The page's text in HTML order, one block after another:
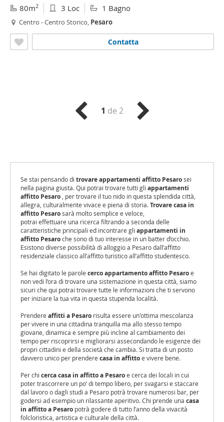
80m2 3 Loc 1 Bagno
Centro - Centro Storico, Pesaro
Contatta
1 de 2
Se stai pensando di trovare appartamenti affitto Pesarosei
nella pagina giusta. Qui potrai trovare tutti gli appartamenti
affitto Pesaro , per trovare il tuo nido in questa splendida città,
allegra, culturalmente vivace e piena di storia.Trovare casa in
affitto Pesarosarà molto semplice e veloce,
potrai effettuare una ricerca filtrando a seconda delle
caratteristiche principali ed incontrare gli appartamenti in
affitto Pesaroche sono di tuo interesse in un batter d’occhio.
Esistono diverse possibilità di alloggio a Pesaro dall’affitto
residenziale classico all’affitto turistico all’affitto studentesco.
Se hai digitato le parole cerco appartamento affitto Pesaroe
non vedi l’ora di trovare una sistemazione in questa città, siamo
sicuri che qui potrai trovare tutte le informazioni che ti servono
per iniziare la tua vita in questa stupenda località.
Prendere affitti a Pesaro risulta essere un'ottima mescolanza
per vivere in una cittadina tranquilla ma allo stesso tempo
giovane, dinamica e sempre più incline al cambiamento dei
tempo per riscoprirsi e migliorarsi assecondando le esigenze dei
propri cittadini e della società che cambia. Si tratta di un posto
davvero unico per prendere casa in affittoe vivere bene.
Per chi cerca casa in affitto a Pesaroe cerca dei locali in cui
poter trascorrere un po’ di tempo libero, per svagarsi e staccare
dal lavoro o dagli studi a Pesaro potrà trovare numerosi bar, per
godersi ad esempio un rilassante aperitivo. Chi prende una casa
in affitto a Pesaro potrà godere di tutto l’anno della vivacità
folcloristica, artistica e culturale della città.